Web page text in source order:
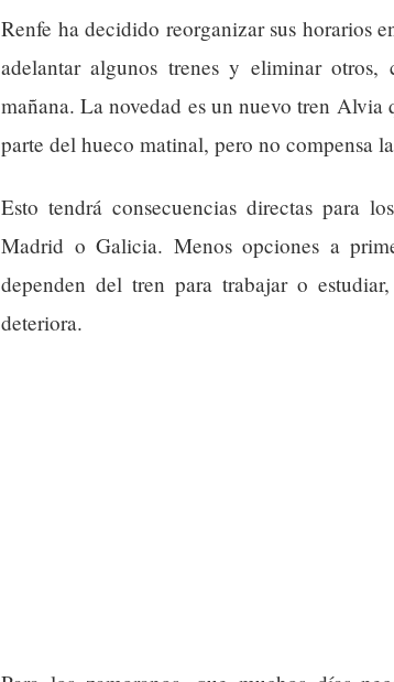
Renfe ha decidido reorganizar sus horarios
adelantar algunos trenes y eliminar
mañana. La novedad es un nuevo tren
parte del hueco matinal, pero no compensa
Esto tendrá consecuencias directas para
Madrid o Galicia. Menos opciones a
dependen del tren para trabajar o
deteriora.